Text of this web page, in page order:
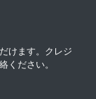
けます。クレジ
ください。